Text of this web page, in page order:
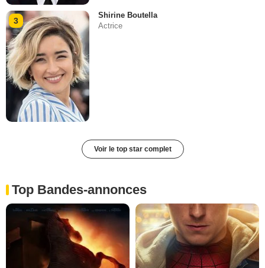
3
Shirine Boutella
Actrice
Voir le top star complet
Top Bandes-annonces